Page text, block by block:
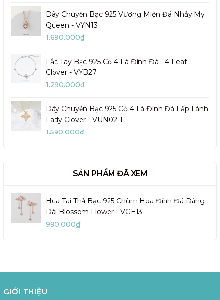
Dây Chuyền Bạc 925 Vương Miện Đá Nhảy My
Queen - VYN13
1.690.000₫
Lắc Tay Bạc 925 Cỏ 4 Lá Đính Đá - 4 Leaf
Clover - VYB27
1.290.000₫
Dây Chuyền Bạc 925 Cỏ 4 Lá Đính Đá Lấp Lánh
Lady Clover - VUN02-1
1.590.000₫
SẢN PHẨM ĐÃ XEM
Hoa Tai Thả Bạc 925 Chùm Hoa Đính Đá Dáng
Dài Blossom Flower - VGE13
990.000₫
GIỚI THIỆU